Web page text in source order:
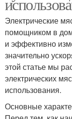
Электрические
помощником в
и эффективно
значительно
этой статье мы
электрических
использования.
Основные